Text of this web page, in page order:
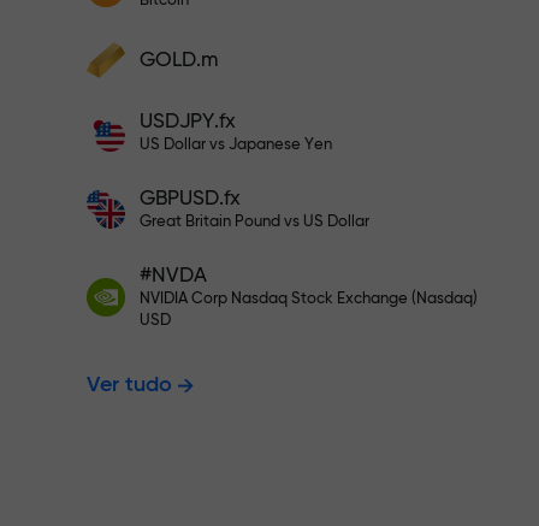
Deposite fundos e receba um bônus
maior o multiplicador.
Negocie
seus lucros
Bônus de até
multiplicador
GOLD.m
USDJPY.fx
US Dollar vs Japanese Yen
GBPUSD.fx
Great Britain Pound vs US Dollar
#NVDA
NVIDIA Corp Nasdaq Stock Exchange (Nasdaq)
USD
Ver tudo